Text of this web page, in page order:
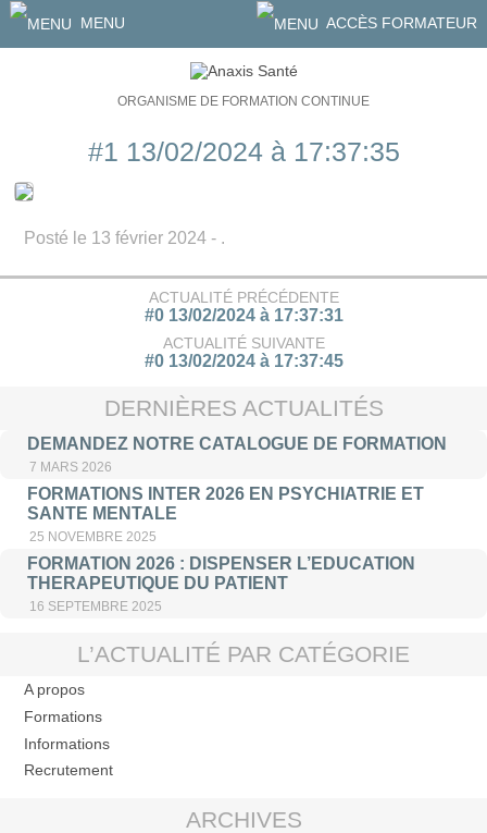
MENU ACCÈS FORMATEUR
ORGANISME DE FORMATION CONTINUE
#1 13/02/2024 à 17:37:35
Posté le 13 février 2024 - .
ACTUALITÉ PRÉCÉDENTE
#0 13/02/2024 à 17:37:31
ACTUALITÉ SUIVANTE
#0 13/02/2024 à 17:37:45
DERNIÈRES ACTUALITÉS
DEMANDEZ NOTRE CATALOGUE DE FORMATION
7 MARS 2026
FORMATIONS INTER 2026 EN PSYCHIATRIE ET
SANTE MENTALE
25 NOVEMBRE 2025
FORMATION 2026 : DISPENSER L’EDUCATION
THERAPEUTIQUE DU PATIENT
16 SEPTEMBRE 2025
L’ACTUALITÉ PAR CATÉGORIE
A propos
Formations
Informations
Recrutement
ARCHIVES